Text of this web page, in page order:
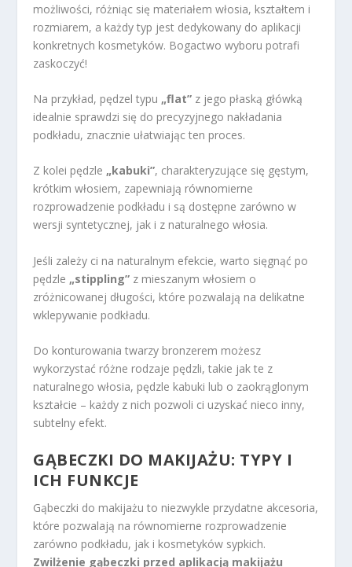
możliwości, różniąc się materiałem włosia, kształtem i
rozmiarem, a każdy typ jest dedykowany do aplikacji
konkretnych kosmetyków. Bogactwo wyboru potrafi
zaskoczyć!
Na przykład, pędzel typu „flat” z jego płaską główką
idealnie sprawdzi się do precyzyjnego nakładania
podkładu, znacznie ułatwiając ten proces.
Z kolei pędzle „kabuki”, charakteryzujące się gęstym,
krótkim włosiem, zapewniają równomierne
rozprowadzenie podkładu i są dostępne zarówno w
wersji syntetycznej, jak i z naturalnego włosia.
Jeśli zależy ci na naturalnym efekcie, warto sięgnąć po
pędzle „stippling” z mieszanym włosiem o
zróżnicowanej długości, które pozwalają na delikatne
wklepywanie podkładu.
Do konturowania twarzy bronzerem możesz
wykorzystać różne rodzaje pędzli, takie jak te z
naturalnego włosia, pędzle kabuki lub o zaokrąglonym
kształcie – każdy z nich pozwoli ci uzyskać nieco inny,
subtelny efekt.
GĄBECZKI DO MAKIJAŻU: TYPY I
ICH FUNKCJE
Gąbeczki do makijażu to niezwykle przydatne akcesoria,
które pozwalają na równomierne rozprowadzenie
zarówno podkładu, jak i kosmetyków sypkich.
Zwilżenie gąbeczki przed aplikacją makijażu